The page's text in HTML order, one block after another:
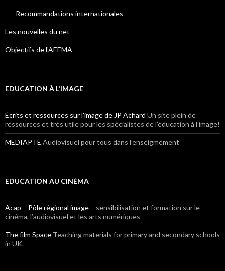
– Recommandations internationales
Les nouvelles du net
Objectifs de l'AEEMA
EDUCATION À L'IMAGE
Écrits et ressources sur l'image de JP Achard Un site plein de
ressources et très utile pour les spécialistes de l’éducation à l’image!
MEDIAPTE Audiovisuel pour tous dans l’enseigmement
EDUCATION AU CINÉMA
Acap – Pôle régional image – sensibilisation et formation sur le
cinéma, l’audiovisuel et les arts numériques
The film Space Teaching materials for primary and secondary schools
in UK.